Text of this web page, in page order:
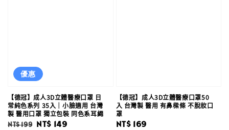
優惠
【德冠】成人3D立體醫療口罩 日
常純色系列 35入｜小臉適用 台灣
製 醫用口罩 獨立包裝 同色系耳繩
Regular
NT$ 199 Sale
NT$ 149
【德冠】成人3D立體醫療口罩50
入 台灣製 醫用 有鼻樑條 不脫妝口
罩
Regular
NT$ 169